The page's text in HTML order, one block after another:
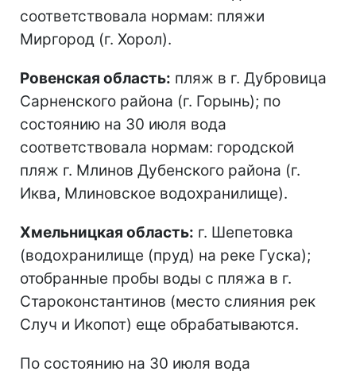
соответствовала нормам: пляжи
Миргород (г. Хорол).
Ровенская область: пляж в г. Дубровица
Сарненского района (г. Горынь); по
состоянию на 30 июля вода
соответствовала нормам: городской
пляж г. Млинов Дубенского района (г.
Иква, Млиновское водохранилище).
Хмельницкая область: г. Шепетовка
(водохранилище (пруд) на реке Гуска);
отобранные пробы воды с пляжа в г.
Староконстантинов (место слияния рек
Случ и Икопот) еще обрабатываются.
По состоянию на 30 июля вода